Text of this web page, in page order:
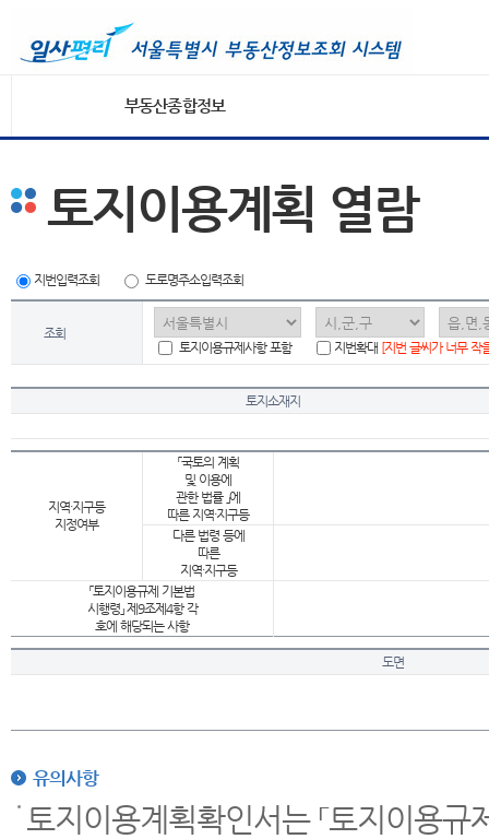
부동산종합정보
토지이용계획 열람
지번입력조회 도로명주소입력조회
조회
토지이용규제사항 포함
지번확대 [지번 글씨가 너무 작
토지소재지
지역·지구등
지정여부
「국토의 계획
및 이용에
관한 법률 」에
따른 지역·지구등
다른 법령 등에
따른
지역·지구등
「토지이용규제 기본법
시행령」 제9조제4항 각
호에 해당되는 사항
도면
유의사항
토지이용계획확인서는 「토지이용